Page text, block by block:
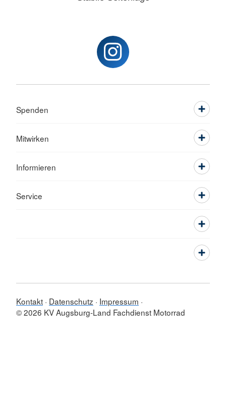
Spenden
Mitwirken
Informieren
Service
Kontakt Datenschutz
Impressum
© 2026 KV Augsburg-Land Fachdienst Motorrad